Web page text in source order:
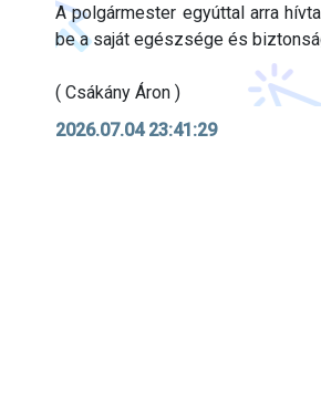
A polgármester egyúttal arra
be a saját egészsége és
( Csákány Áron )
2026.07.04 23:41:29